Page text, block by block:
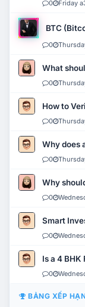
0 Friday
BTC
0
What
0
How to
0
Why does
0
Why
0
Smart
0
Is a 4 BHK
0
BẢNG XẾP